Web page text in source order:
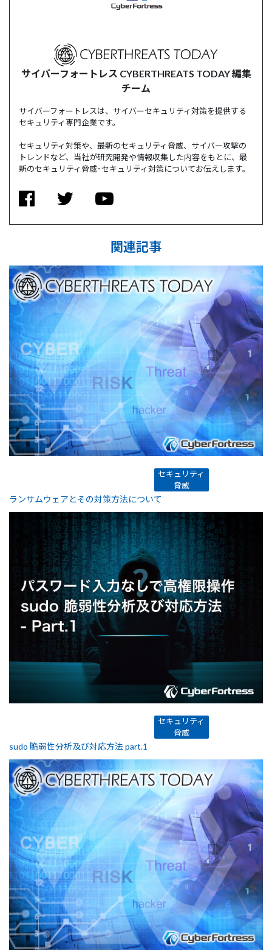
サイバーフォートレス CYBERTHREATS TODAY 編集
チーム
サイバーフォートレスは、サイバーセキュリティ対策を提供する
セキュリティ専門企業です。
セキュリティ対策や、最新のセキュリティ脅威、サイバー攻撃の
トレンドなど、当社が研究開発や情報収集した内容をもとに、最
新のセキュリティ脅威･セキュリティ対策についてお伝えします。
関連記事
セキュリティ
脅威
ランサムウェアとその対策方法について
セキュリティ
脅威
sudo 脆弱性分析及び対応方法 part.1